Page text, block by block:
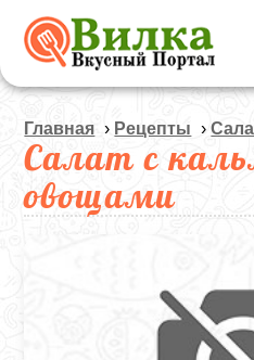
Главная › Рецепты ›
Салат с
овощами